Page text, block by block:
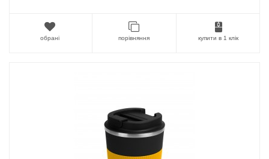
обрані порівняння купити в 1 клік